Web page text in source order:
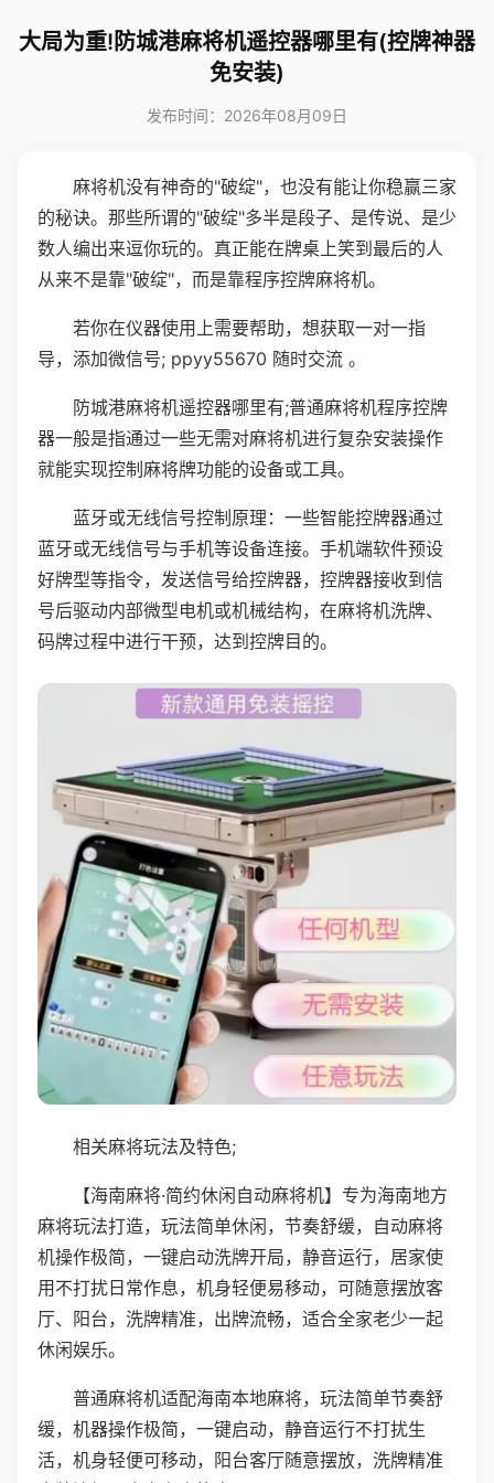
大局为重!防城港麻将机遥控器哪里有(控牌神器
免安装)
发布时间：2026年08月09日
麻将机没有神奇的"破绽"，也没有能让你稳赢三家
的秘诀。那些所谓的"破绽"多半是段子、是传说、是少
数人编出来逗你玩的。真正能在牌桌上笑到最后的人
从来不是靠"破绽"，而是靠程序控牌麻将机。
若你在仪器使用上需要帮助，想获取一对一指
导，添加微信号; ppyy55670 随时交流 。
防城港麻将机遥控器哪里有;普通麻将机程序控牌
器一般是指通过一些无需对麻将机进行复杂安装操作
就能实现控制麻将牌功能的设备或工具。
蓝牙或无线信号控制原理：一些智能控牌器通过
蓝牙或无线信号与手机等设备连接。手机端软件预设
好牌型等指令，发送信号给控牌器，控牌器接收到信
号后驱动内部微型电机或机械结构，在麻将机洗牌、
码牌过程中进行干预，达到控牌目的。
相关麻将玩法及特色;
【海南麻将·简约休闲自动麻将机】专为海南地方
麻将玩法打造，玩法简单休闲，节奏舒缓，自动麻将
机操作极简，一键启动洗牌开局，静音运行，居家使
用不打扰日常作息，机身轻便易移动，可随意摆放客
厅、阳台，洗牌精准，出牌流畅，适合全家老少一起
休闲娱乐。
普通麻将机适配海南本地麻将，玩法简单节奏舒
缓，机器操作极简，一键启动，静音运行不打扰生
活，机身轻便可移动，阳台客厅随意摆放，洗牌精准